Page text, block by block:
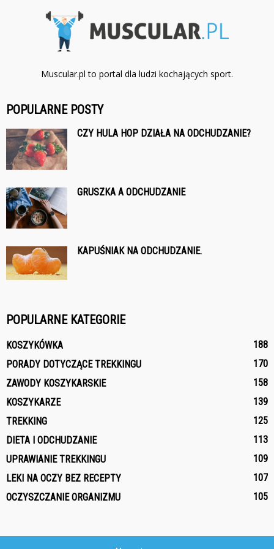
Muscular.pl to portal dla ludzi kochających sport.
POPULARNE POSTY
CZY HULA HOP DZIAŁA NA ODCHUDZANIE?
GRUSZKA A ODCHUDZANIE
KAPUŚNIAK NA ODCHUDZANIE.
POPULARNE KATEGORIE
KOSZYKÓWKA
188
PORADY DOTYCZĄCE TREKKINGU
170
ZAWODY KOSZYKARSKIE
158
KOSZYKARZE
139
TREKKING
125
DIETA I ODCHUDZANIE
113
UPRAWIANIE TREKKINGU
109
LEKI NA OCZY BEZ RECEPTY
107
OCZYSZCZANIE ORGANIZMU
105